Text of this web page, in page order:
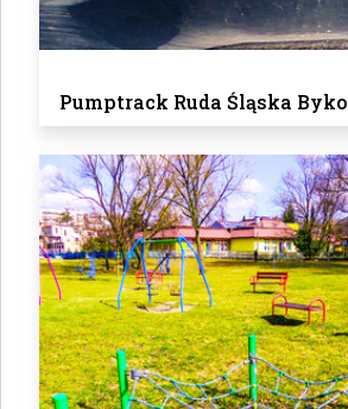
Pumptrack Ruda Śląska